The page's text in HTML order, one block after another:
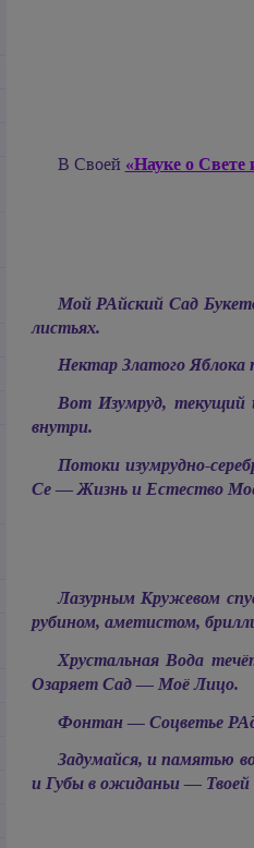
В Своей «Науке о
Мой РАйский Сад
листьях.
Нектар Златого Яблока
Вот Изумруд, текущий
внутри.
Потоки изумрудно-
Се — Жизнь и Естество
Лазурным Кружевом
рубином, аметистом,
Хрустальная Вода
Озаряет Сад — Моё Лицо.
Фонтан — Соцветье
Задумайся, и памятью
и Губы в ожиданьи —